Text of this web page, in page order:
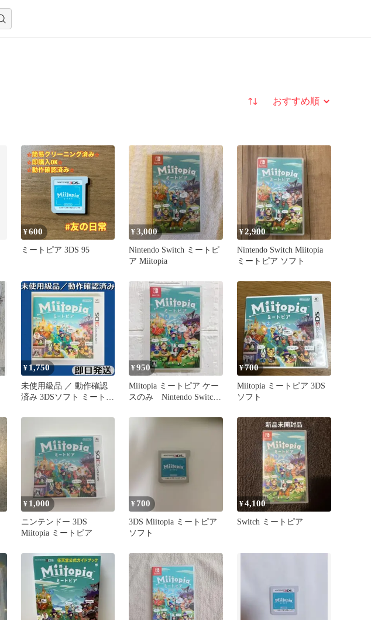
並び替え
¥600
ミートピア 3DS 95
¥3,000
Nintendo Switch ミートピ
ア Miitopia
¥2,900
Nintendo Switch Miitopia
ミートピア ソフト
¥ 1,750
未使用級品 ／ 動作確認
済み 3DSソフト ミートピ
¥950
Miitopia ミートピア ケー
スのみ Nintendo Switch
¥700
Miitopia ミートピア 3DS
ソフト
¥ 1,000
ニンテンドー 3DS
Miitopia ミートピア
¥ 700
3DS Miitopia ミートピア
ソフト
¥4,100
Switch ミートピア